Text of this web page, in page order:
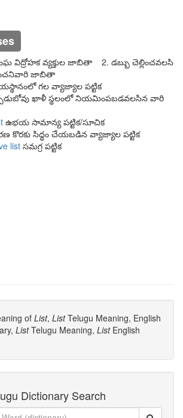
విద్రోహక వ్యక్తుల జాబితా 2. డబ్బు చెల్లించవలసి
జాబితా
గల వ్యాజ్యాల పట్టిక
ఖాళీ స్థలంలో నియమింపబడవలసిన వారి
ఉభయ సామాన్య పట్టిక/సూచిక
కొరకు సిద్ధం చేయబడిన వ్యాజ్యాల పట్టిక
listసమగ్ర పట్టిక
of List, ListTelugu Meaning, English
ListTelugu Meaning, ListEnglish
Dictionary Search